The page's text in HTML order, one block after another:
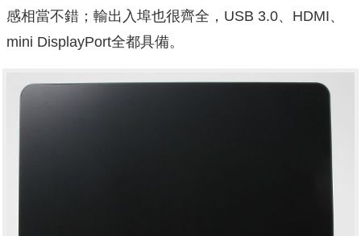
感相當不錯；輸出入埠也很齊全，USB 3.0、HDMI、
mini DisplayPort全都具備。